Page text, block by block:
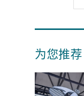
为您推荐